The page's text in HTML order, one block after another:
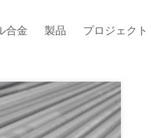
合金 製品 プロジェクト